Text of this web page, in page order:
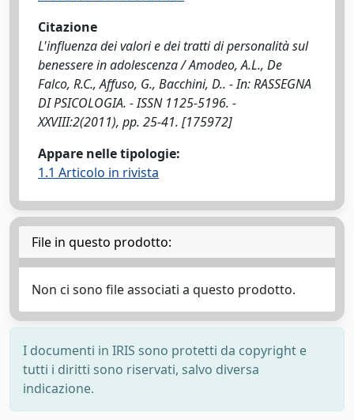
Citazione
L'influenza dei valori e dei tratti di personalità sul
benessere in adolescenza / Amodeo, A.L., De
Falco, R.C., Affuso, G., Bacchini, D.. - In: RASSEGNA
DI PSICOLOGIA. - ISSN 1125-5196. -
XXVIII:2(2011), pp. 25-41. [175972]
Appare nelle tipologie:
1.1 Articolo in rivista
File in questo prodotto:
Non ci sono file associati a questo prodotto.
I documenti in IRIS sono protetti da copyright e
tutti i diritti sono riservati, salvo diversa
indicazione.